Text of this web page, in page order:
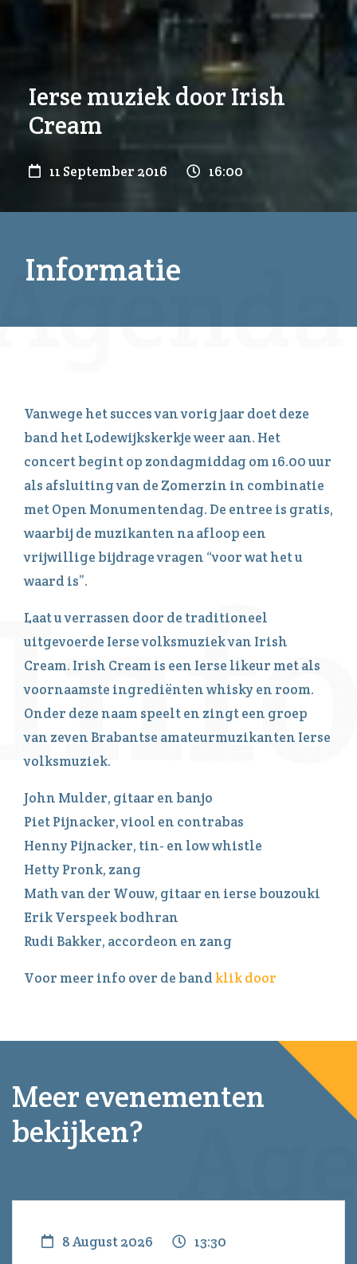
Ierse muziek door Irish
Cream
11 September 2016 16:00
Informatie
Vanwege het succes van vorig jaar doet deze
band het Lodewijkskerkje weer aan. Het
concert begint op zondagmiddag om 16.00 uur
als afsluiting van de Zomerzin in combinatie
met Open Monumentendag. De entree is gratis,
waarbij de muzikanten na afloop een
vrijwillige bijdrage vragen “voor wat het u
waard is”.
Laat u verrassen door de traditioneel
uitgevoerde Ierse volksmuziek van Irish
Cream. Irish Cream is een Ierse likeur met als
voornaamste ingrediënten whisky en room.
Onder deze naam speelt en zingt een groep
van zeven Brabantse amateurmuzikanten Ierse
volksmuziek.
John Mulder, gitaar en banjo
Piet Pijnacker, viool en contrabas
Henny Pijnacker, tin- en low whistle
Hetty Pronk, zang
Math van der Wouw, gitaar en ierse bouzouki
Erik Verspeek bodhran
Rudi Bakker, accordeon en zang
Voor meer info over de bandklik door
Meer evenementen
bekijken?
8 August 2026 13:30